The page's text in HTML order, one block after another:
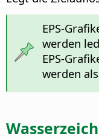
EPS-
werden
EPS-
werden